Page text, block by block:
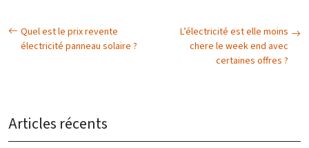
Quel est le prix revente
électricité panneau solaire ?
L’électricité est elle moins
chere le week end avec
certaines offres ?
Articles récents